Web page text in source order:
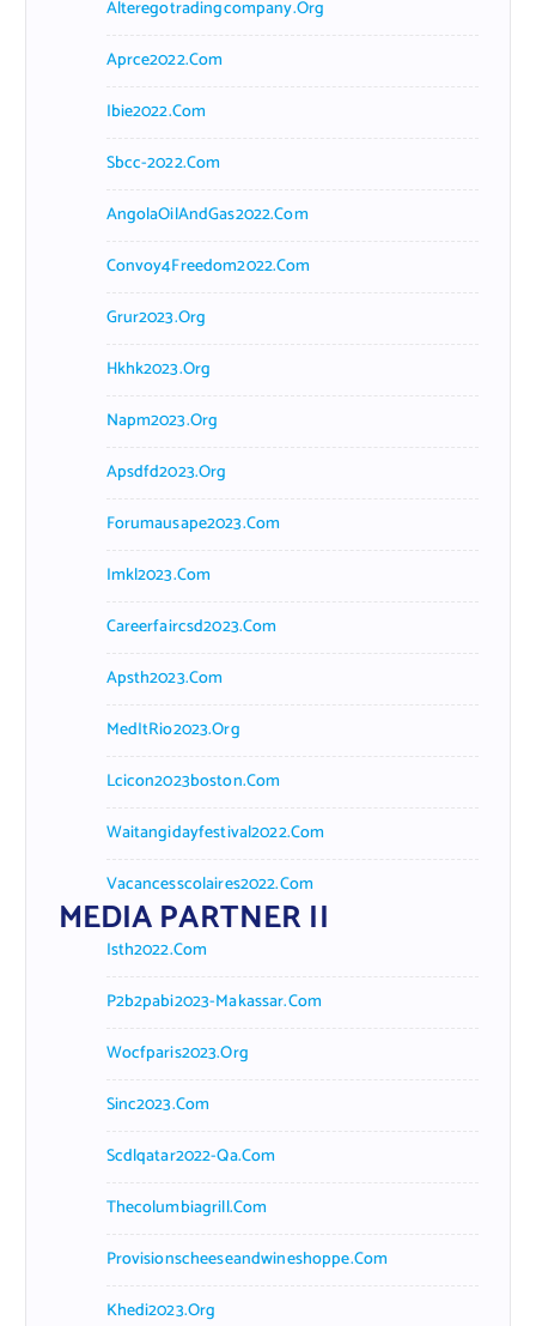
Alteregotradingcompany.org
Aprce2022.com
Ibie2022.com
Sbcc-2022.com
AngolaOilAndGas2022.com
Convoy4Freedom2022.com
Grur2023.org
Hkhk2023.org
Napm2023.org
Apsdfd2023.org
Forumausape2023.com
Imkl2023.com
Careerfaircsd2023.com
Apsth2023.com
MedItRio2023.org
Lcicon2023boston.com
Waitangidayfestival2022.com
Vacancesscolaires2022.com
MEDIA PARTNER II
Isth2022.com
P2b2pabi2023-Makassar.com
Wocfparis2023.org
Sinc2023.com
Scdlqatar2022-Qa.com
Thecolumbiagrill.com
Provisionscheeseandwineshoppe.com
Khedi2023.org